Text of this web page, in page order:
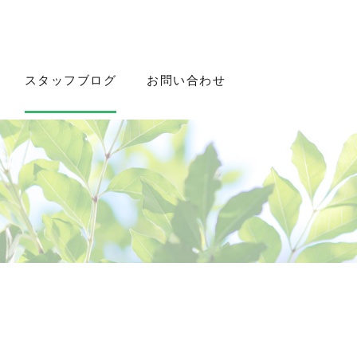
スタッフブログ お問い合わせ